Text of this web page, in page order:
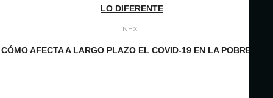
LO DIFERENTE
NEXT
CÓMO AFECTA A LARGO PLAZO EL COVID-19 EN LA POBREZA